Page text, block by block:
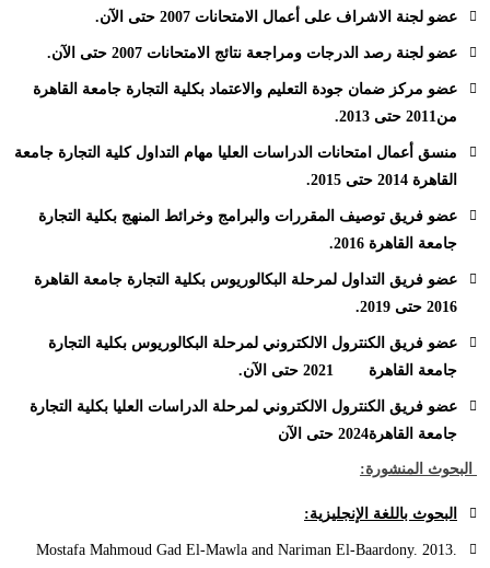
عضو لجنة الاشراف على أعمال الامتحانات 2007 حتى الآن.
عضو لجنة رصد الدرجات ومراجعة نتائج الامتحانات 2007 حتى الآن.
عضو مركز ضمان جودة التعليم والاعتماد بكلية التجارة جامعة القاهرة
من2011 حتى 2013.
منسق أعمال امتحانات الدراسات العليا مهام التداول كلية التجارة جامعة
القاهرة 2014 حتى 2015.
عضو فريق توصيف المقررات والبرامج وخرائط المنهج بكلية التجارة
جامعة القاهرة 2016.
عضو فريق التداول لمرحلة البكالوريوس بكلية التجارة جامعة القاهرة
2016 حتى 2019.
عضو فريق الكنترول الالكتروني لمرحلة البكالوريوس بكلية التجارة
جامعة القاهرة 2021 حتى الآن.
عضو فريق الكنترول الالكتروني لمرحلة الدراسات العليا بكلية التجارة
جامعة القاهرة2024 حتى الآن
البحوث المنشورة:
البحوث باللغة الإنجليزية:
Mostafa Mahmoud Gad El-Mawla and Nariman El-Baardony. 2013.